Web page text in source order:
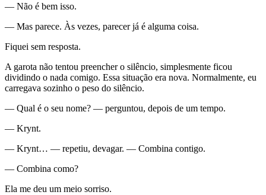
— Não é bem isso.
— Mas parece. Às vezes, parecer já é alguma coisa.
Fiquei sem resposta.
A garota não tentou preencher o silêncio, simplesmente ficou
dividindo o nada comigo. Essa situação era nova. Normalmente, eu
carregava sozinho o peso do silêncio.
— Qual é o seu nome? — perguntou, depois de um tempo.
— Krynt.
— Krynt… — repetiu, devagar. — Combina contigo.
— Combina como?
Ela me deu um meio sorriso.